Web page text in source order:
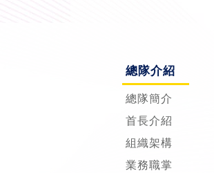
總隊介紹
總隊簡介
首長介紹
組織架構
業務職掌